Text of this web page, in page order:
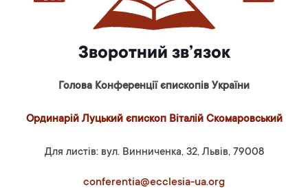
Зворотний зв’язок
Голова Конференції єпископів України
Ординарій Луцький єпископ Віталій Скомаровський
Для листів: вул. Винниченка, 32, Львів, 79008
conferentia@ecclesia-ua.org